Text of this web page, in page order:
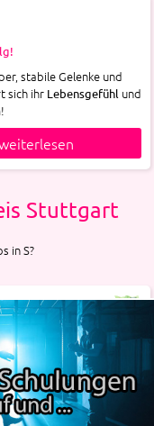
stabile Gelenke und
sich ihr Lebensgefühl und
Stuttgart
in S?
Feuerbach-Ost
s33/
Quelle:OpenStreetMap